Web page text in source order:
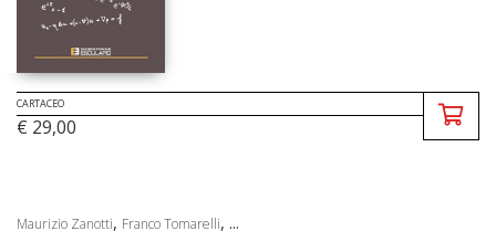
CARTACEO
€ 29,00
Maurizio Zanotti, Franco Tomarelli, ...